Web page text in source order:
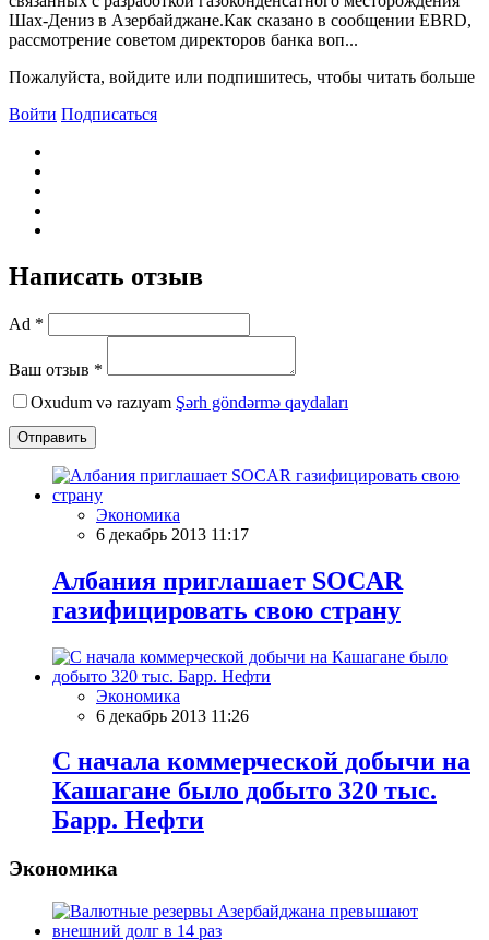
Шах-Дениз в Азербайджане.Как сказано в сообщении EBRD,
рассмотрение советом директоров банка воп...
Пожалуйста, войдите или подпишитесь, чтобы читать больше
Войти Подписаться
Написать отзыв
Ad *
Ваш отзыв *
Oxudum və razıyam Şərh göndərmə qaydaları
Отправить
Экономика
6 декабрь 2013 11:17
Албания приглашает SOCAR
газифицировать свою страну
Экономика
6 декабрь 2013 11:26
С начала коммерческой добычи на
Кашагане было добыто 320 тыс.
Барр. Нефти
Экономика